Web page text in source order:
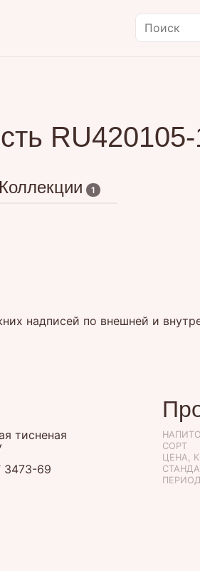
Коллекции 1
надписей по внешней и
тисненая
69
СОРТ
ЦЕНА,